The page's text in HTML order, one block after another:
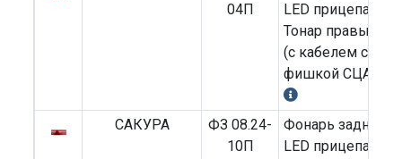
04П
LED прицепа
Тонар правый
(с кабелем с
фишкой СЦАЗ)
САКУРА
ФЗ 08.24-
10П
Фонарь задний
LED прицепа